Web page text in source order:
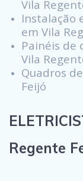
Vila
Instalação
em Vila
Painéis de
Vila
Quadros
Feijó
Regente